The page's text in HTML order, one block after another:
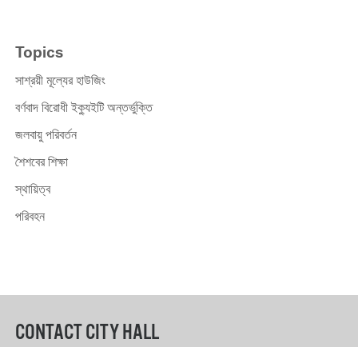
Topics
সাশ্রয়ী মূল্যের হাউজিং
বর্ণবাদ বিরোধী ইক্যুইটি অন্তর্ভুক্তি
জলবায়ু পরিবর্তন
শৈশবের শিক্ষা
স্থায়িত্ব
পরিবহন
CONTACT CITY HALL